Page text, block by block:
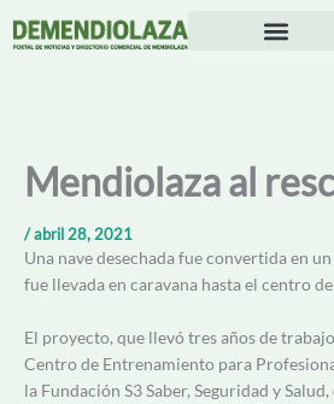
Mendiolaza al
/abril 28, 2021
Una nave desechada fue convertida en
fue llevada en caravana hasta el centro
El proyecto, que llevó tres años de
Centro de Entrenamiento para
la Fundación S3 Saber, Seguridad y